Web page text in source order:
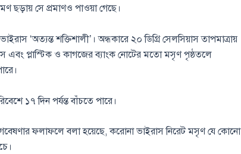
ছড়ায় সে প্রমাণও পাওয়া গেছে।
‘অত্যন্ত শক্তিশালী’। অন্ধকারে ২০ ডিগ্রি সেলসিয়াস তাপমাত্রায়
এবং প্লাস্টিক ও কাগজের ব্যাংক নোটের মতো মসৃণ পৃষ্ঠতলে
১৭ দিন পর্যন্ত বাঁচতে পারে।
ফলাফলে বলা হয়েছে, করোনা ভাইরাস নিরেট মসৃণ যে কোনো